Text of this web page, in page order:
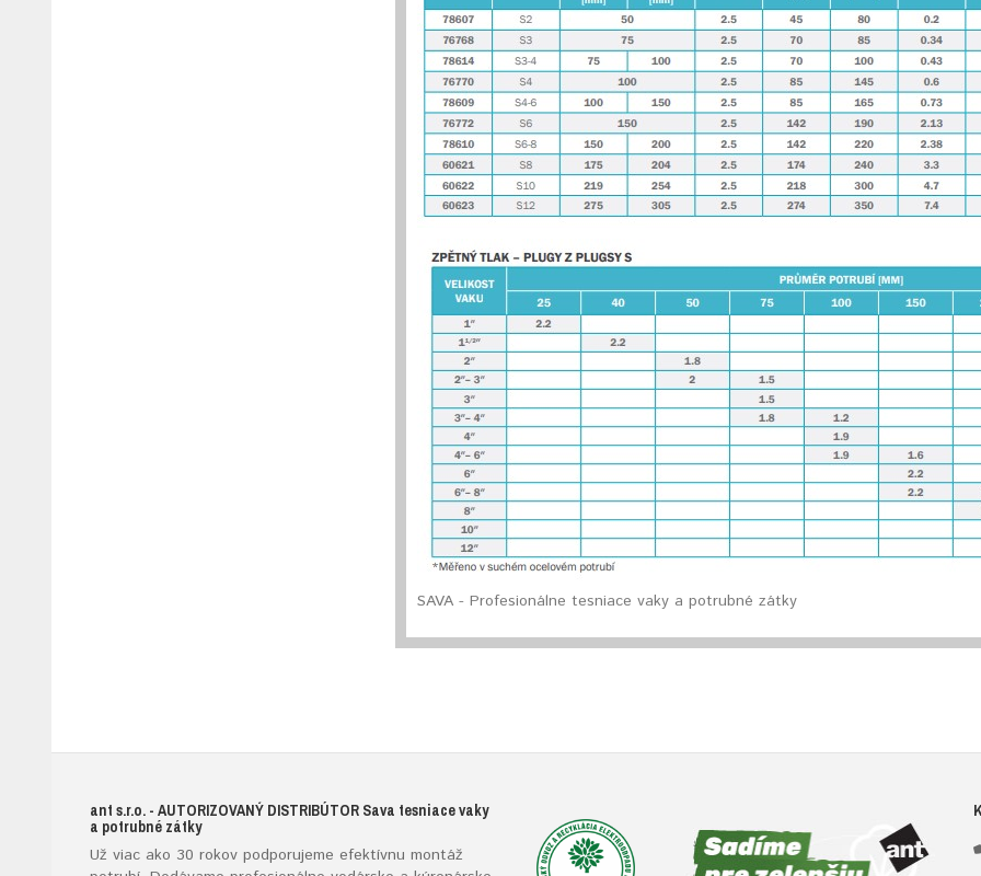
SAVA - Profesionálne tesniace vaky a potrubné zátky
ant s.r.o. - AUTORIZOVANÝ DISTRIBÚTOR Sava tesniace vaky
a potrubné zátky
Už viac ako 30 rokov podporujeme efektívnu montáž